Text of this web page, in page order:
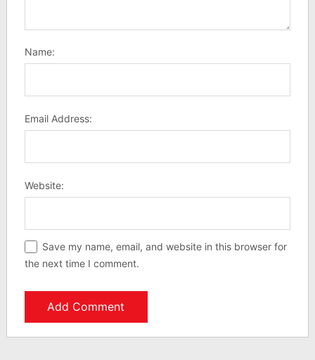
Name:
Email Address:
Website:
Save my name, email, and website in this browser for
the next time I comment.